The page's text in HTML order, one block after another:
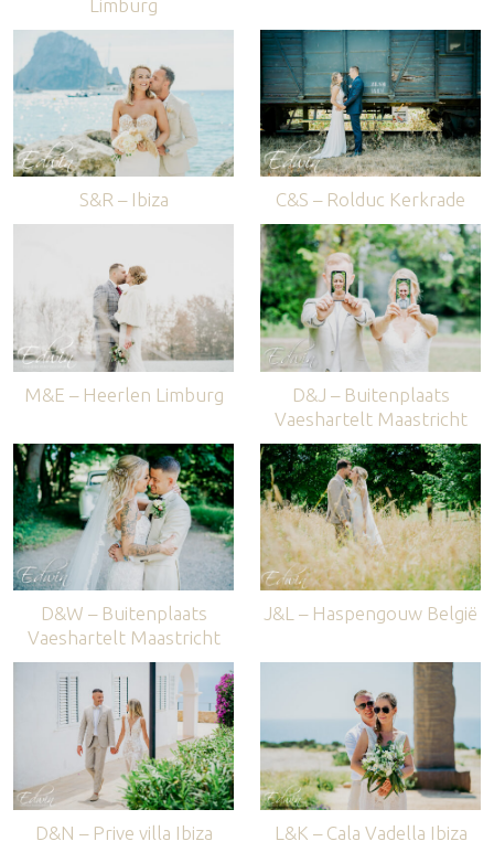
Limburg
S&R – Ibiza C&S – Rolduc Kerkrade
M&E – Heerlen Limburg
D&J – Buitenplaats
Vaeshartelt Maastricht
D&W – Buitenplaats
Vaeshartelt Maastricht
J&L – Haspengouw België
D&N – Prive villa Ibiza L&K – Cala Vadella Ibiza